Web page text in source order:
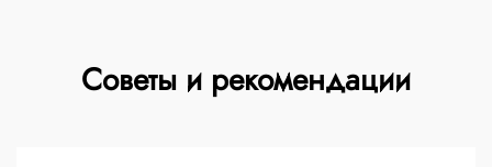
Советы и рекомендации